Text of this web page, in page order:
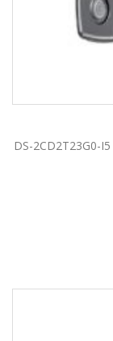
DS-2CD2T23G0-